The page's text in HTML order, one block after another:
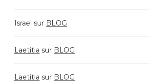
Israel sur BLOG
Laetitia sur BLOG
Laetitia sur BLOG